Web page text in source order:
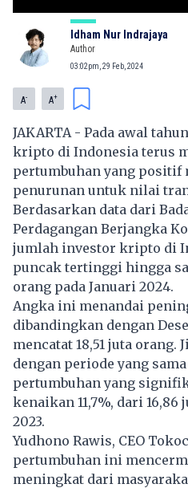
Idham Nur Indrajaya
Author
03:02pm, 29 Feb, 2024
A- A+
JAKARTA - Pada awal
kripto di Indonesia terus
pertumbuhan yang positif
penurunan untuk nilai
Berdasarkan data dari
Perdagangan Berjangka
jumlah investor kripto di
puncak tertinggi hingga
orang pada Januari 2024.
Angka ini menandai
dibandingkan dengan
mencatat 18,51 juta orang.
dengan periode yang
pertumbuhan yang
kenaikan 11,7%, dari 16,86
2023.
Yudhono Rawis, CEO
pertumbuhan ini
meningkat dari